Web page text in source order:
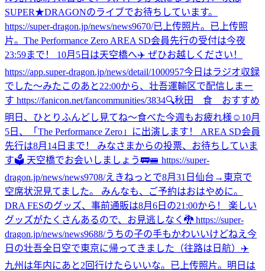
SUPER★DRAGONのライブでお待ちしています。
https://super-dragon.jp/news/news9670/已上传照片。 已上传照
片。 The Performance Zero AREA SD会員先行の受付は今夜
23:59まで！ 10月5日は天空橋へ✈️ ぜひお越しください！
https://app.super-dragon.jp/news/detail/1000957今日はラジオ収録
でした〜みたこのあと22:00から、壮吾運輸区で配信しまー
す https://fanicon.net/fancommunities/3834🔍秋田 食 おすすめ
明日、ひとりふんどし見てね〜食べた今週もお疲れ様☺️ 10月
5日、「The Performance Zero」に出演します！ AREA SD会員
先行は8月14日まで！ みなさまからの投票、お待ちしていま
す🗳️ 天空橋でお会いしましょう🚃🚝 https://super-
dragon.jp/news/news9708/えきねっとで8月31日仙台→東京で
空席状況見てました。 みんなも、ご予約はおはやめに。
DRA FESのグッズ、事前通販は8月6日の21:00から！ 楽しい
グッズがたくさんあるので、お見逃しなく🐉 https://super-
dragon.jp/news/news9688/うちの子の手もかわいいけどねえ 今
日の壮吾全日空で東京に帰ってきました（往路は日航）✈️
九州は年内にあと2回行けたらいいな。 已上传照片。 明日は